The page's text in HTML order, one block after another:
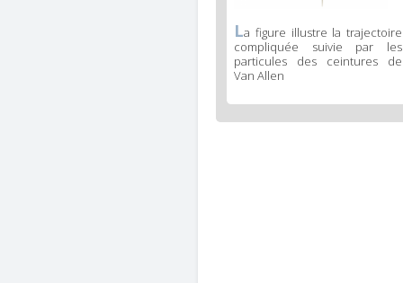
La figure illustre la trajectoire
compliquée suivie par les
particules des ceintures de
Van Allen